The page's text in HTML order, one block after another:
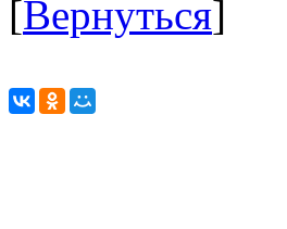
[Вернуться]